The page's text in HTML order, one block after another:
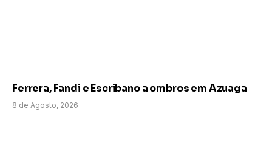
Ferrera, Fandi e Escribano a ombros em Azuaga
8 de Agosto, 2026